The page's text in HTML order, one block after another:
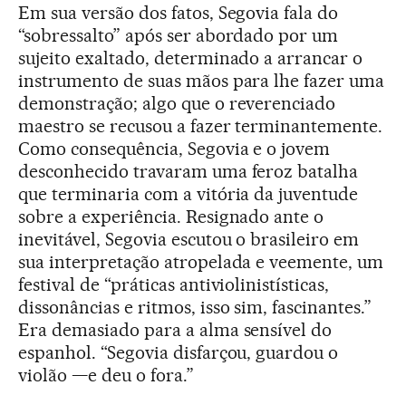
Em sua versão dos fatos, Segovia fala do
“sobressalto” após ser abordado por um
sujeito exaltado, determinado a arrancar o
instrumento de suas mãos para lhe fazer uma
demonstração; algo que o reverenciado
maestro se recusou a fazer terminantemente.
Como consequência, Segovia e o jovem
desconhecido travaram uma feroz batalha
que terminaria com a vitória da juventude
sobre a experiência. Resignado ante o
inevitável, Segovia escutou o brasileiro em
sua interpretação atropelada e veemente, um
festival de “práticas antiviolinistísticas,
dissonâncias e ritmos, isso sim, fascinantes.”
Era demasiado para a alma sensível do
espanhol. “Segovia disfarçou, guardou o
violão —e deu o fora.”